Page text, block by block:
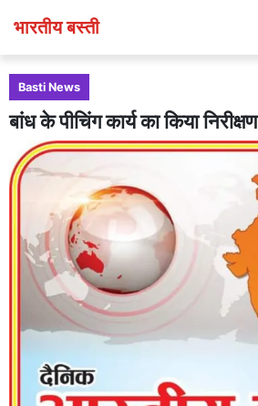
भारतीय बस्ती
Basti News
बांध के पीचिंग कार्य का किया निरीक्षण